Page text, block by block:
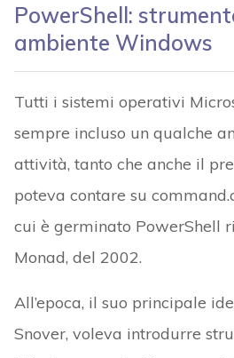
PowerShell:
ambiente Windows
Tutti i sistemi operativi
sempre incluso un qualche
attività, tanto che anche il
poteva contare su
cui è germinato PowerShell
Monad, del 2002.
All’epoca, il suo principale
Snover, voleva introdurre